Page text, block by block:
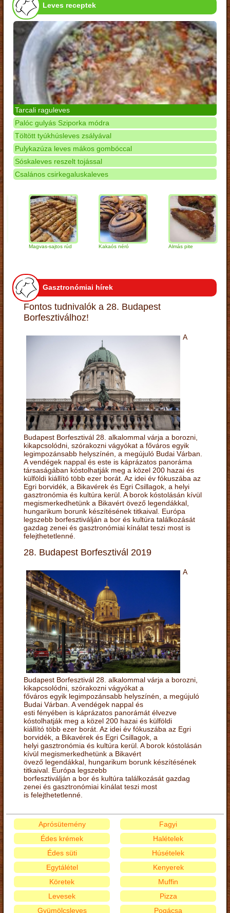
Leves receptek
Tarcali raguleves
Palóc gulyás Sziporka módra
Töltött tyúkhúsleves zsályával
Pulykazúza leves mákos gombóccal
Sóskaleves reszelt tojással
Csalános csirkegaluskaleves
Magvas-sajtos rúd Kakaós néró Almás pite
Gasztronómiai hírek
Fontos tudnivalók a 28. Budapest
Borfesztiválhoz!
A
Budapest Borfesztivál 28. alkalommal várja a borozni,
kikapcsolódni, szórakozni vágyókat a főváros egyik
legimpozánsabb helyszínén, a megújuló Budai Várban.
A vendégek nappal és este is káprázatos panoráma
társaságában kóstolhatják meg a közel 200 hazai és
külföldi kiállító több ezer borát. Az idei év fókuszába az
Egri borvidék, a Bikavérek és Egri Csillagok, a helyi
gasztronómia és kultúra kerül. A borok kóstolásán kívül
megismerkedhetünk a Bikavért övező legendákkal,
hungarikum borunk készítésének titkaival. Európa
legszebb borfesztiválján a bor és kultúra találkozását
gazdag zenei és gasztronómiai kínálat teszi most is
felejthetetlenné.
28. Budapest Borfesztivál 2019
A
Budapest Borfesztivál 28. alkalommal várja a borozni,
kikapcsolódni, szórakozni vágyókat a
főváros egyik legimpozánsabb helyszínén, a megújuló
Budai Várban. A vendégek nappal és
esti fényében is káprázatos panorámát élvezve
kóstolhatják meg a közel 200 hazai és külföldi
kiállító több ezer borát. Az idei év fókuszába az Egri
borvidék, a Bikavérek és Egri Csillagok, a
helyi gasztronómia és kultúra kerül. A borok kóstolásán
kívül megismerkedhetünk a Bikavért
övező legendákkal, hungarikum borunk készítésének
titkaival. Európa legszebb
borfesztiválján a bor és kultúra találkozását gazdag
zenei és gasztronómiai kínálat teszi most
is felejthetetlenné.
Aprósütemény
Édes krémek
Édes süti
Egytálétel
Fagyi
Halételek
Húsételek
Kenyerek
Köretek
Levesek
Gyümölcsleves
Muffin
Pizza
Pogácsa